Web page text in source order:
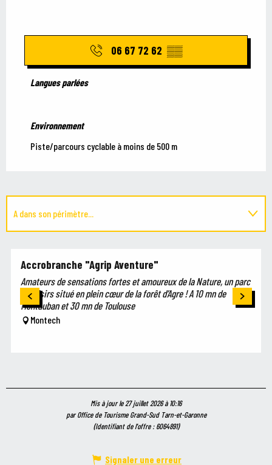
06 67 72 62 ▒▒
Langues parlées
Langues parlées
Environnement
Environnement
Piste/parcours cyclable à moins de 500 m
A dans son périmètre...
Accrobranche "Agrip Aventure"
Amateurs de sensations fortes et amoureux de la Nature, un parc
de loisirs situé en plein cœur de la forêt d’Agre ! A 10 mn de
Montauban et 30 mn de Toulouse
Montech
Mis à jour le 27 juillet 2026 à 10:16
par Office de Tourisme Grand-Sud Tarn-et-Garonne
(Identifiant de l'offre :6064891)
Signaler une erreur